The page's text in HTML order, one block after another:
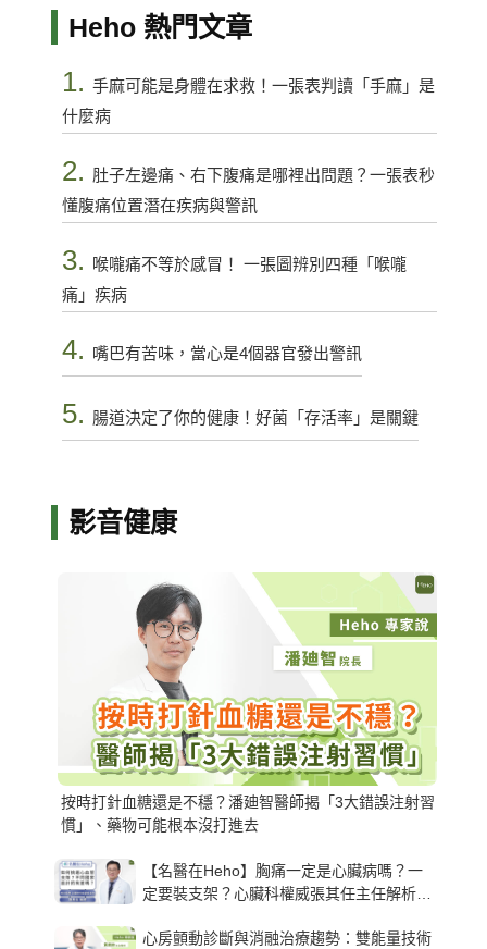
Heho 熱門文章
1. 手麻可能是身體在求救！一張表判讀「手麻」是
什麼病
2. 肚子左邊痛、右下腹痛是哪裡出問題？一張表秒
懂腹痛位置潛在疾病與警訊
3.
喉嚨痛不等於感冒！ 一張圖辨別四種「喉嚨
痛」疾病
4. 嘴巴有苦味，當心是4個器官發出警訊
5. 腸道決定了你的健康！好菌「存活率」是關鍵
影音健康
按時打針血糖還是不穩？潘廸智醫師揭「3大錯誤注射習
慣」、藥物可能根本沒打進去
【名醫在Heho】胸痛一定是心臟病嗎？一
定要裝支架？心臟科權威張其任主任解析支
心房顫動診斷與消融治療趨勢：雙能量技術